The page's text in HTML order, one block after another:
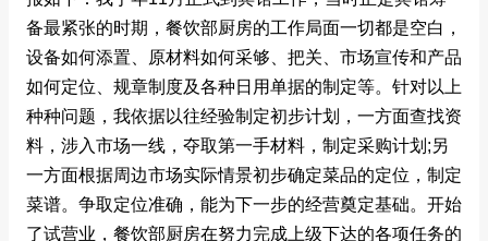
备最紧张的时期，餐饮部厨房的工作局面一切都是空白，
设备如何添置、原材料如何采够、把关、市场宣传和产品
如何定位、规章制度及各种日用单据的制定等。针对以上
种种问题，我依据以往经验制定初步计划，一方面查找资
料，涉入市场一线，夺取第一手材料，制定采购计划;另
一方面根据周边市场实际情景初步确定菜品的定位，制定
菜谱。争取定位准确，能为下一步的经营奠定基础。开始
了试营业，餐饮部厨房在努力完成上级下达的各项任务的